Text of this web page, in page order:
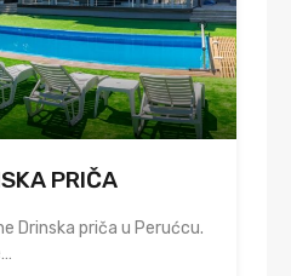
PRIČA
Drinska priča u Perućcu.